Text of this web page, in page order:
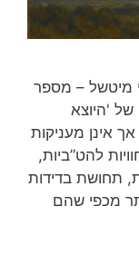
מיטשל – מספר
של 'היוצא
אינן מעניקות
להט”ביות,
תחושת בדידות
מכפי שהם